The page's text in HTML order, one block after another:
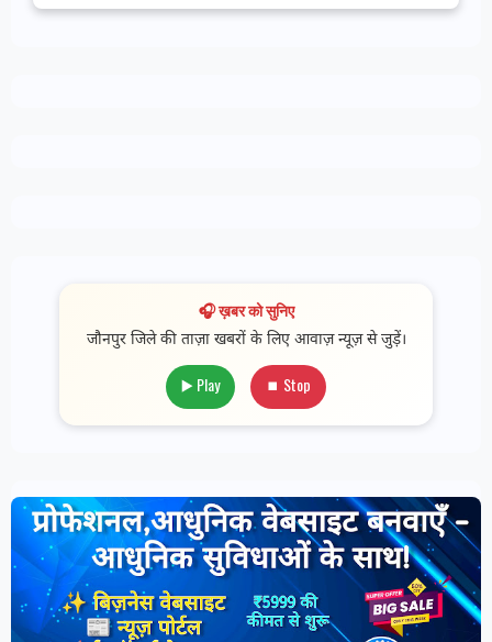
🎧 ख़बर को सुनिए
जौनपुर जिले की ताज़ा खबरों के लिए आवाज़ न्यूज़ से जुड़ें।
▶️ Play ⏹ Stop